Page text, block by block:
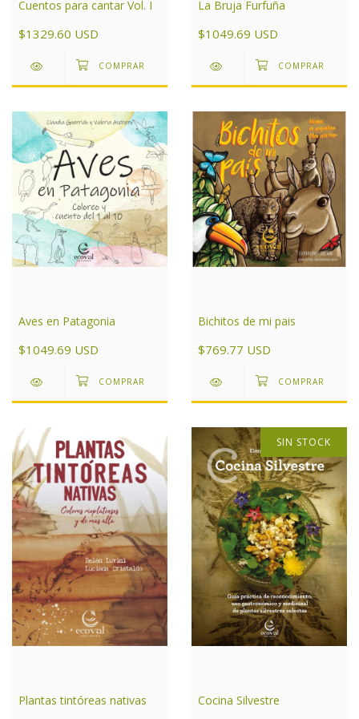
Cuentos para cantar Vol. I
$1329.60 USD
La Bruja Furfuña
$1049.69 USD
Aves en Patagonia
$1049.69 USD
Bichitos de mi pais
$769.77 USD
Plantas tintóreas nativas
SIN STOCK
Cocina Silvestre